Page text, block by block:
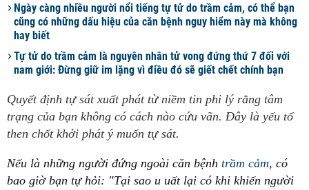
Ngày càng nhiều người nổi tiếng tự tử do trầm cảm, có thể bạn
cũng có những dấu hiệu của căn bệnh nguy hiểm này mà không
hay biết
Tự tử do trầm cảm là nguyên nhân tử vong đứng thứ 7 đối với
nam giới: Đừng giữ im lặng vì điều đó sẽ giết chết chính bạn
Quyết định tự sát xuất phát từ niềm tin phi lý rằng tâm
trạng của bạn không có cách nào cứu vãn. Đây là yếu tố
then chốt khởi phát ý muốn tự sát.
Nếu là những người đứng ngoài căn bệnh trầm cảm, có
bao giờ bạn tự hỏi: "Tại sao u uất lại có khi khiến người